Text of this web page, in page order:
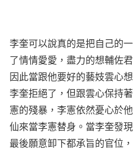
李奎可以說真的是把自己的
了情情愛愛，盡力的想輔佐
因此當跟他要好的藝妓雲心
李奎拒絕了，但跟雲心保持
憲的殘暴，李憲依然憂心於
仙來當李憲替身。當李奎發
最後願意卸下都承旨的官位